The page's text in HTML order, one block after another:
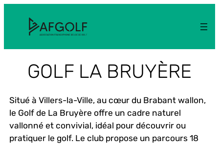
contenu
GOLF LA BRUYÈRE
Situé à Villers-la-Ville, au cœur du Brabant wallon,
le Golf de La Bruyère offre un cadre naturel
vallonné et convivial, idéal pour découvrir ou
pratiquer le golf. Le club propose un parcours 18